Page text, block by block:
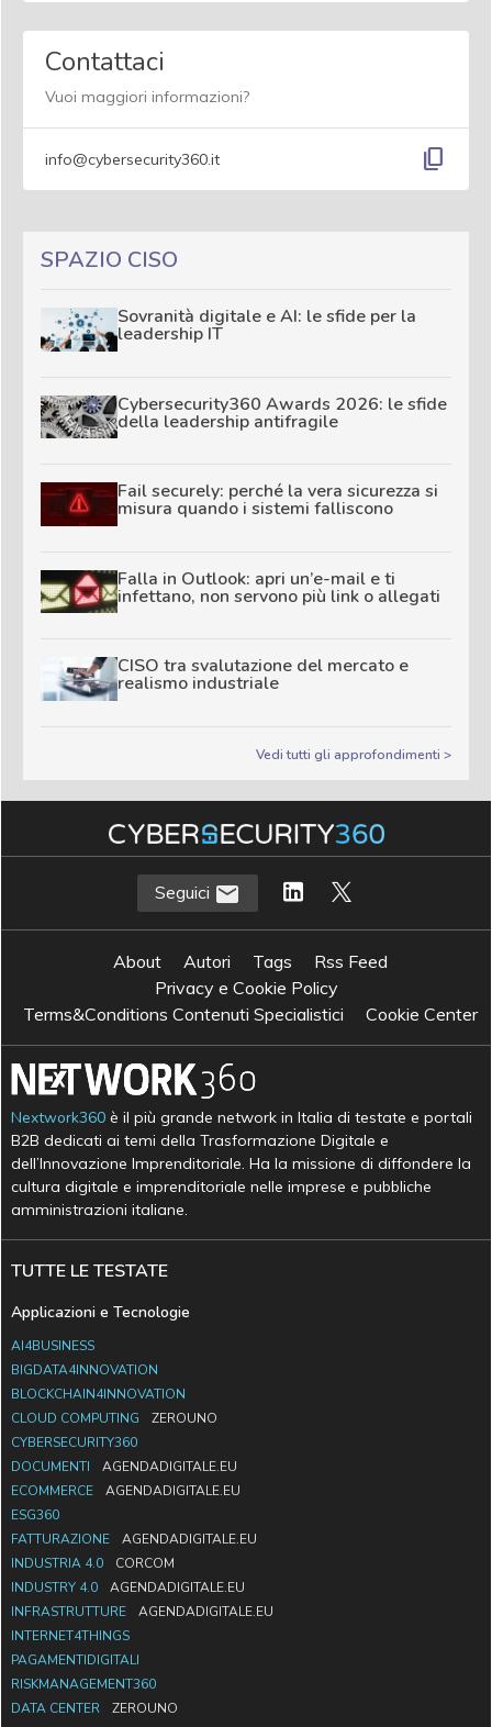
Contattaci
Vuoi maggiori informazioni?
info@cybersecurity360.it content_copy
SPAZIO CISO
Sovranità digitale e AI: le sfide per la
leadership IT
Cybersecurity360 Awards 2026: le sfide
della leadership antifragile
Fail securely: perché la vera sicurezza si
misura quando i sistemi falliscono
Falla in Outlook: apri un’e-mail e ti
infettano, non servono più link o allegati
CISO tra svalutazione del mercato e
realismo industriale
Vedi tutti gli approfondimenti >
Seguici
About Autori Tags
Rss Feed
Privacy e Cookie Policy
Terms&Conditions Contenuti Specialistici
Cookie Center
Nextwork360 è il più grande network in Italia di testate e portali
B2B dedicati ai temi della Trasformazione Digitale e
dell’Innovazione Imprenditoriale. Ha la missione di diffondere la
cultura digitale e imprenditoriale nelle imprese e pubbliche
amministrazioni italiane.
TUTTE LE TESTATE
Applicazioni e Tecnologie
AI4BUSINESS
BIGDATA4INNOVATION
BLOCKCHAIN4INNOVATION
CLOUD COMPUTING
ZEROUNO
CYBERSECURITY360
DOCUMENTI
AGENDADIGITALE.EU
ECOMMERCE
AGENDADIGITALE.EU
ESG360
FATTURAZIONE
AGENDADIGITALE.EU
INDUSTRIA 4.0
CORCOM
INDUSTRY 4.0
AGENDADIGITALE.EU
INFRASTRUTTURE
AGENDADIGITALE.EU
INTERNET4THINGS
PAGAMENTIDIGITALI
RISKMANAGEMENT360
DATA CENTER
ZEROUNO